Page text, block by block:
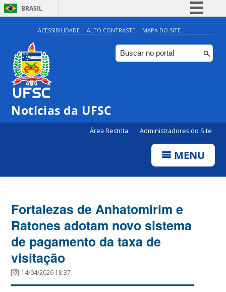
BRASIL
Simplifique!
Comunica BR
Participe
ACESSIBILIDADE ALTO CONTRASTE MAPA DO SITE
Notícias da UFSC
Área Restrita Administradores do Site
MENU
Fortalezas de Anhatomirim e
Ratones adotam novo sistema
de pagamento da taxa de
visitação
14/04/2026 18:37